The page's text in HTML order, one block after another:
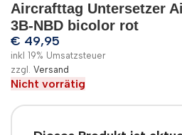
Aircrafttag Untersetzer
3B-NBD bicolor rot
€ 49,95
inkl 19% Umsatzsteuer
zzgl. Versand
Nicht vorrätig